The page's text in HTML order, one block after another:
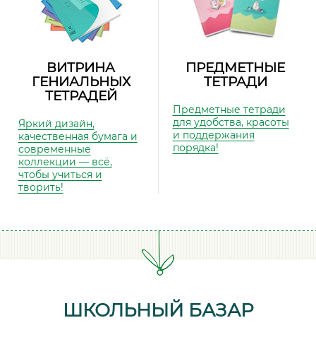
ВИТРИНА
ГЕНИАЛЬНЫХ
ТЕТРАДЕЙ
Яркий дизайн,
качественная бумага и
современные
коллекции — всё,
чтобы учиться и
творить!
ПРЕДМЕТНЫЕ
ТЕТРАДИ
Предметные тетради
для удобства, красоты
и поддержания
порядка!
ШКОЛЬНЫЙ БАЗАР